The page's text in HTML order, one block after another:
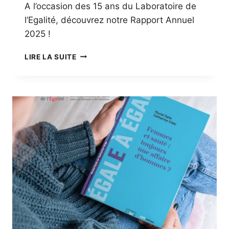
A l’occasion des 15 ans du Laboratoire de
l’Egalité, découvrez notre Rapport Annuel
2025 !
LIRE LA SUITER
O
R
A
N
N
U
E
L
2
0
2
5